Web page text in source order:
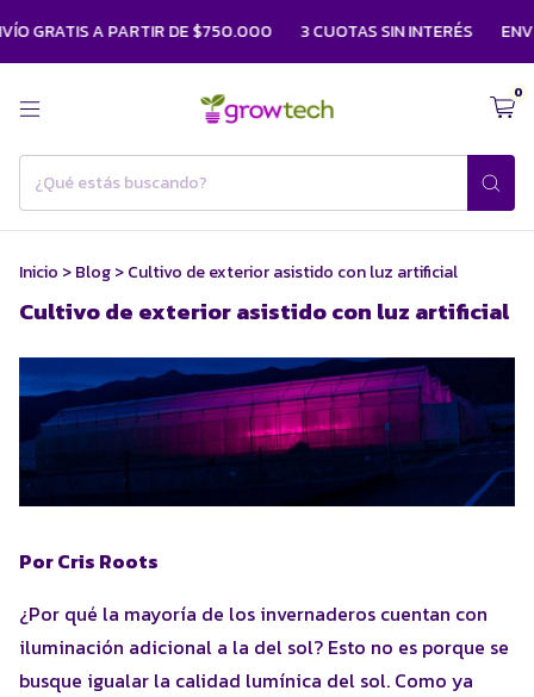
GRATIS A PARTIR DE $750.000 3 CUOTAS SIN INTERÉS
0
Inicio >Blog>Cultivo de exterior asistido con luz artificial
Cultivo de exterior asistido con luz artificial
Por Cris Roots
¿Por qué la mayoría de los invernaderos cuentan con
iluminación adicional a la del sol? Esto no es porque se
busque igualar la calidad lumínica del sol. Como ya